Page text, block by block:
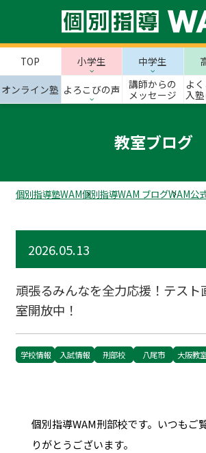
TOP 小学生 中学生
オンライン塾 よろこびの声
講師からの
メッセージ
よ
入
教室ブログ
個別指導塾WAM個別指導WAM ブログWAM公
2026.05.13
頑張るみんなを全力応援！テスト
室開放中！
学校情報 入試情報 刑部校 八尾市 大阪教
個別指導WAM刑部校です。いつもご
りがとうございます。